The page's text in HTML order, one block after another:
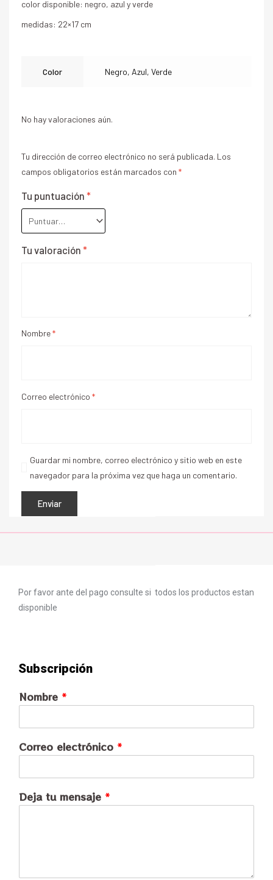
color disponible: negro, azul y verde
medidas: 22×17 cm
Color Negro, Azul, Verde
No hay valoraciones aún.
Tu dirección de correo electrónico no será publicada. Los
campos obligatorios están marcados con *
Tu puntuación *
Tu valoración *
Nombre*
Correo electrónico *
Guardar mi nombre, correo electrónico y sitio web en este
navegador para la próxima vez que haga un comentario.
Por favor ante del pago consulte si todos los productos estan
disponible
Subscripción
Nombre *
Correo electrónico *
Deja tu mensaje *